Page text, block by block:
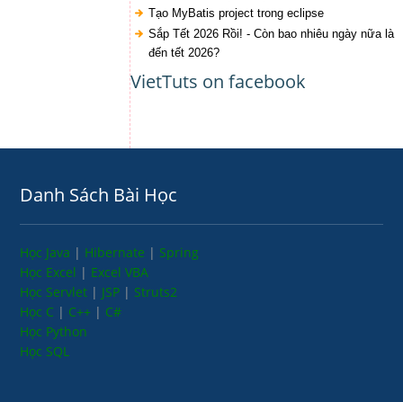
Tạo MyBatis project trong eclipse
Sắp Tết 2026 Rồi! - Còn bao nhiêu ngày nữa là
đến tết 2026?
VietTuts on facebook
Danh Sách Bài Học
Học Java | Hibernate | Spring
Học Excel | Excel VBA
Học Servlet | JSP | Struts2
Học C | C++ | C#
Học Python
Học SQL